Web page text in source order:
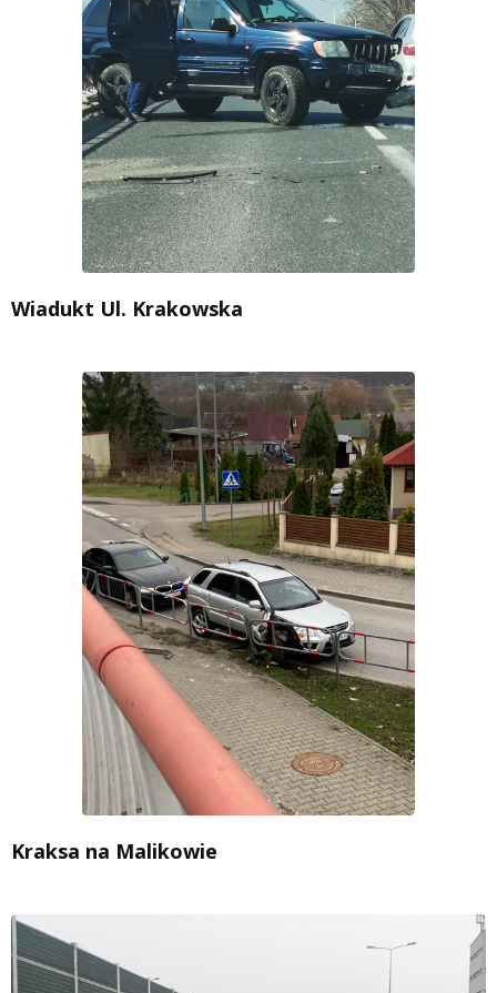
Wiadukt Ul. Krakowska
Kraksa na Malikowie